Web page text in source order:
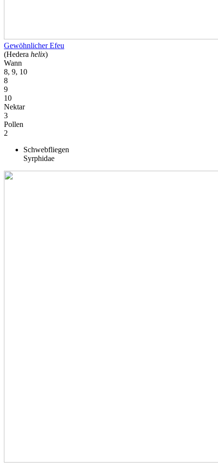
Gewöhnlicher Efeu
(Hedera helix)
Wann
8, 9, 10
8
9
10
Nektar
3
Pollen
2
Schwebfliegen
Syrphidae